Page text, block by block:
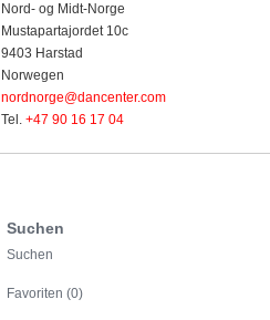
Nord- og Midt-Norge
Mustapartajordet 10c
9403 Harstad
Norwegen
nordnorge@dancenter.com
Tel. +47 90 16 17 04
Suchen
Suchen
Favoriten (0)